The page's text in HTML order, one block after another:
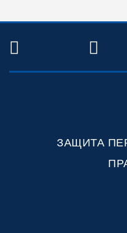
TWITTER
ЗАЩИТА